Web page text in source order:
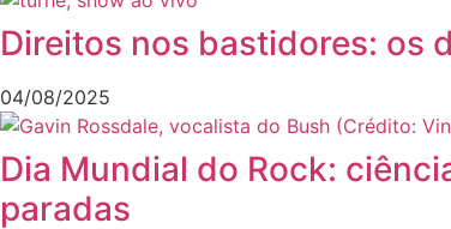
Direitos nos bastidores: os
04/08/2025
Dia Mundial do Rock:
paradas